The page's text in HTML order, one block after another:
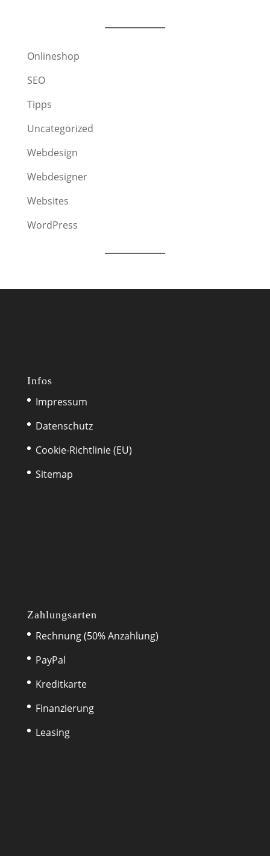
Onlineshop
SEO
Tipps
Uncategorized
Webdesign
Webdesigner
Websites
WordPress
Infos
Impressum
Datenschutz
Cookie-Richtlinie (EU)
Sitemap
Zahlungsarten
Rechnung (50% Anzahlung)
PayPal
Kreditkarte
Finanzierung
Leasing